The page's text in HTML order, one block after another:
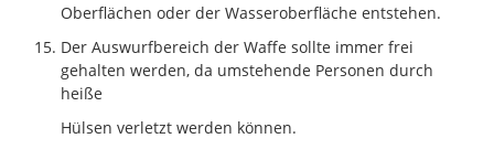
Oberflächen oder der Wasseroberfläche entstehen.
Der Auswurfbereich der Waffe sollte immer frei
gehalten werden, da umstehende Personen durch
heiße
Hülsen verletzt werden können.